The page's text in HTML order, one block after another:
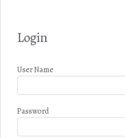
Login
User Name
Password